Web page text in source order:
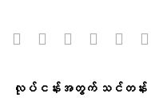
လုပ်ငန်းအတွက် သင်တန်း